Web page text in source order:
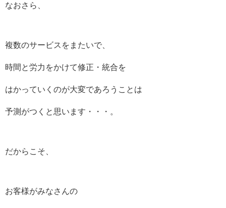
なおさら、
複数のサービスをまたいで、
時間と労力をかけて修正・統合を
はかっていくのが大変であろうことは
予測がつくと思います・・・。
だからこそ、
お客様がみなさんの